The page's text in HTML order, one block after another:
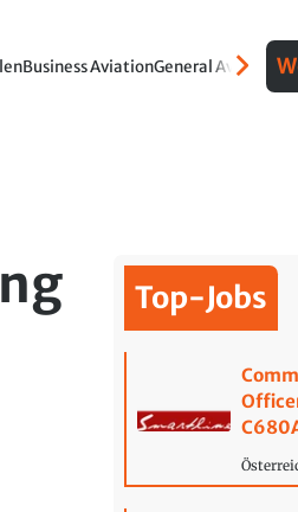
Business AviationGeneral Aviation
Top-Jobs